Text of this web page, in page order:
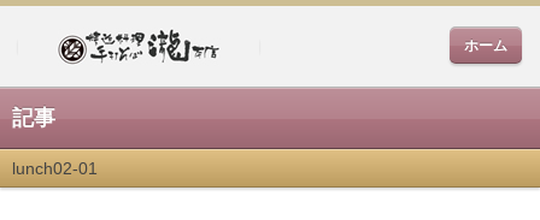
ホーム
記事
lunch02-01